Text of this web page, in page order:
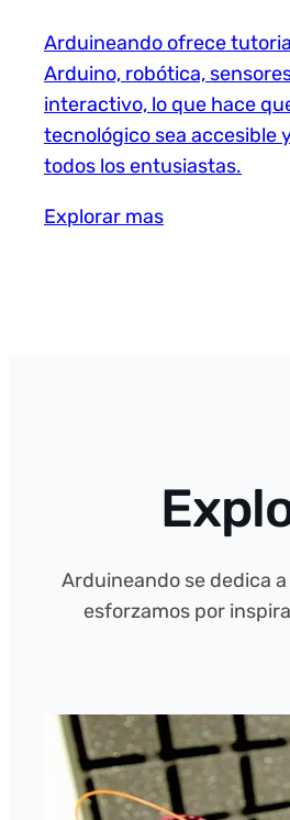
Arduineando ofrece
Arduino, robótica,
interactivo, lo que hace
tecnológico sea accesible
todos los entusiastas.
Explorar mas
Arduineando se dedica
esforzamos por